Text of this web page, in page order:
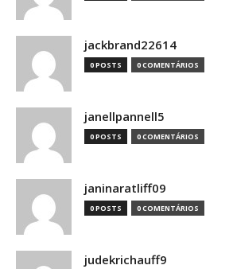
jackbrand22614
0 POSTS 0 COMENTÁRIOS
janellpannell5
0 POSTS 0 COMENTÁRIOS
janinaratliff09
0 POSTS 0 COMENTÁRIOS
judekrichauff9